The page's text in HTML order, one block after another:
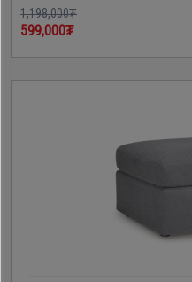
1,198,000₮
599,000₮